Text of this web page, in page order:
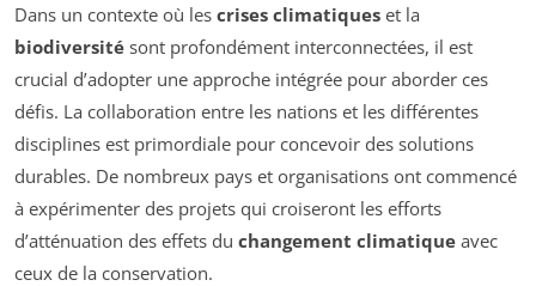
Dans un contexte où les crises climatiques et la
biodiversité sont profondément interconnectées, il est
crucial d’adopter une approche intégrée pour aborder ces
défis. La collaboration entre les nations et les différentes
disciplines est primordiale pour concevoir des solutions
durables. De nombreux pays et organisations ont commencé
à expérimenter des projets qui croiseront les efforts
d’atténuation des effets du changement climatique avec
ceux de la conservation.